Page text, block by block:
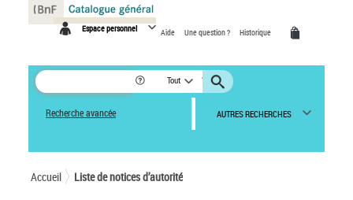
Espace personnel Aide Une question ? Historique
Tout
Recherche avancée AUTRES RECHERCHES
Accueil Liste de notices d’autorité
Panneau de gestion des cookies